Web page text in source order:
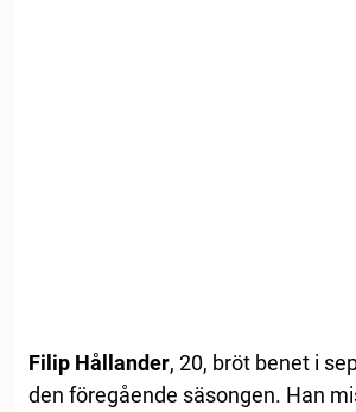
Filip Hållander, 20, bröt benet i
den föregående säsongen. Han